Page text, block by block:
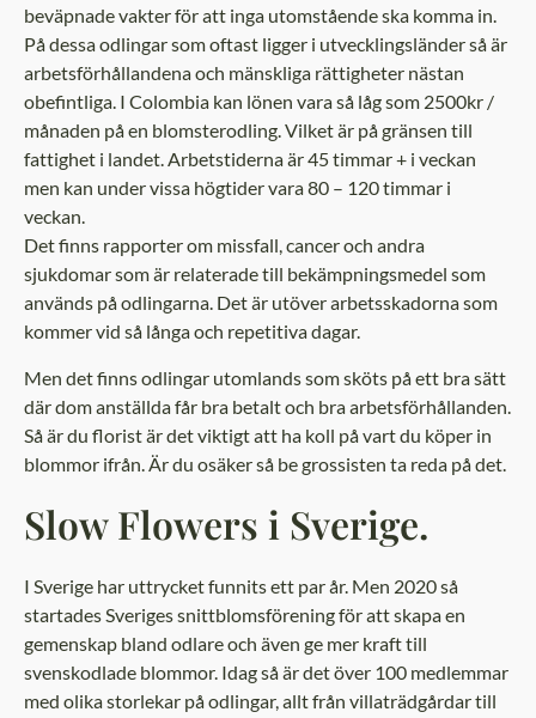
beväpnade vakter för att inga utomstående ska komma in.
På dessa odlingar som oftast ligger i utvecklingsländer så är
arbetsförhållandena och mänskliga rättigheter nästan
obefintliga. I Colombia kan lönen vara så låg som 2500kr /
månaden på en blomsterodling. Vilket är på gränsen till
fattighet i landet. Arbetstiderna är 45 timmar + i veckan
men kan under vissa högtider vara 80 – 120 timmar i
veckan.
Det finns rapporter om missfall, cancer och andra
sjukdomar som är relaterade till bekämpningsmedel som
används på odlingarna. Det är utöver arbetsskadorna som
kommer vid så långa och repetitiva dagar.
Men det finns odlingar utomlands som sköts på ett bra sätt
där dom anställda får bra betalt och bra arbetsförhållanden.
Så är du florist är det viktigt att ha koll på vart du köper in
blommor ifrån. Är du osäker så be grossisten ta reda på det.
Slow Flowers i Sverige.
I Sverige har uttrycket funnits ett par år. Men 2020 så
startades Sveriges snittblomsförening för att skapa en
gemenskap bland odlare och även ge mer kraft till
svenskodlade blommor. Idag så är det över 100 medlemmar
med olika storlekar på odlingar, allt från villaträdgårdar till